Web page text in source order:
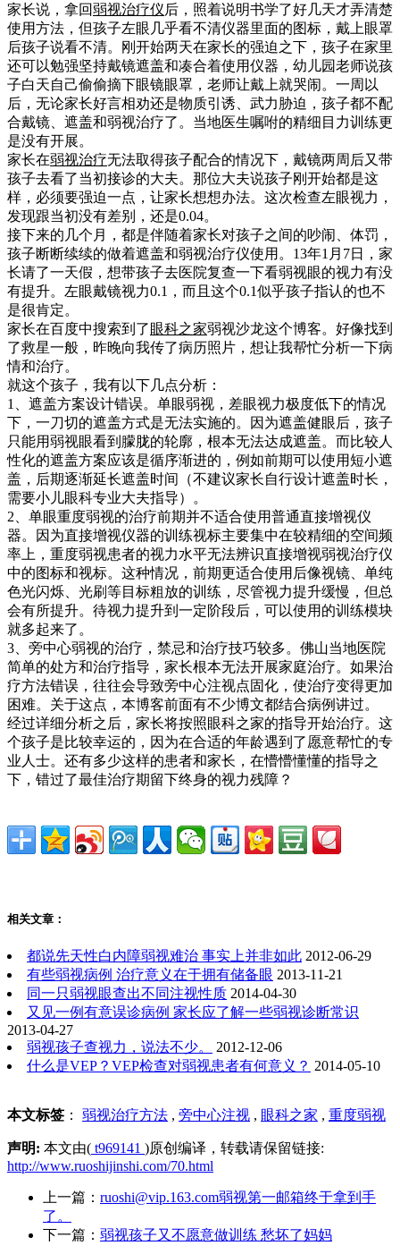
家长说，拿回弱视治疗仪后，照着说明书学了好几天才弄清楚
使用方法，但孩子左眼几乎看不清仪器里面的图标，戴上眼罩
后孩子说看不清。刚开始两天在家长的强迫之下，孩子在家里
还可以勉强坚持戴镜遮盖和凑合着使用仪器，幼儿园老师说孩
子白天自己偷偷摘下眼镜眼罩，老师让戴上就哭闹。一周以
后，无论家长好言相劝还是物质引诱、武力胁迫，孩子都不配
合戴镜、遮盖和弱视治疗了。当地医生嘱咐的精细目力训练更
是没有开展。
家长在弱视治疗无法取得孩子配合的情况下，戴镜两周后又带
孩子去看了当初接诊的大夫。那位大夫说孩子刚开始都是这
样，必须要强迫一点，让家长想想办法。这次检查左眼视力，
发现跟当初没有差别，还是0.04。
接下来的几个月，都是伴随着家长对孩子之间的吵闹、体罚，
孩子断断续续的做着遮盖和弱视治疗仪使用。13年1月7日，家
长请了一天假，想带孩子去医院复查一下看弱视眼的视力有没
有提升。左眼戴镜视力0.1，而且这个0.1似乎孩子指认的也不
是很肯定。
家长在百度中搜索到了 眼科之家弱视沙龙这个博客。好像找到
了救星一般，昨晚向我传了病历照片，想让我帮忙分析一下病
情和治疗。
就这个孩子，我有以下几点分析：
1、遮盖方案设计错误。单眼弱视，差眼视力极度低下的情况
下，一刀切的遮盖方式是无法实施的。因为遮盖健眼后，孩子
只能用弱视眼看到朦胧的轮廓，根本无法达成遮盖。而比较人
性化的遮盖方案应该是循序渐进的，例如前期可以使用短小遮
盖，后期逐渐延长遮盖时间（不建议家长自行设计遮盖时长，
需要小儿眼科专业大夫指导）。
2、单眼重度弱视的治疗前期并不适合使用普通直接增视仪
器。因为直接增视仪器的训练视标主要集中在较精细的空间频
率上，重度弱视患者的视力水平无法辨识直接增视弱视治疗仪
中的图标和视标。这种情况，前期更适合使用后像视镜、单纯
色光闪烁、光刷等目标粗放的训练，尽管视力提升缓慢，但总
会有所提升。待视力提升到一定阶段后，可以使用的训练模块
就多起来了。
3、旁中心弱视的治疗，禁忌和治疗技巧较多。佛山当地医院
简单的处方和治疗指导，家长根本无法开展家庭治疗。如果治
疗方法错误，往往会导致旁中心注视点固化，使治疗变得更加
困难。关于这点，本博客前面有不少博文都结合病例讲过。
经过详细分析之后，家长将按照眼科之家的指导开始治疗。这
个孩子是比较幸运的，因为在合适的年龄遇到了愿意帮忙的专
业人士。还有多少这样的患者和家长，在懵懵懂懂的指导之
下，错过了最佳治疗期留下终身的视力残障？
相关文章：
都说先天性白内障弱视难治 事实上并非如此 2012-06-29
有些弱视病例 治疗意义在于拥有储备眼 2013-11-21
同一只弱视眼查出不同注视性质 2014-04-30
又见一例有意误诊病例 家长应了解一些弱视诊断常识
2013-04-27
弱视孩子查视力，说法不少。
2012-12-06
什么是VEP？VEP检查对弱视患者有何意义？ 2014-05-10
本文标签 ： 弱视治疗方法 , 旁中心注视 , 眼科之家 , 重度弱视
声明: 本文由( t969141 )原创编译，转载请保留链接:
http://www.ruoshijinshi.com/70.html
上一篇： ruoshi@vip.163.com弱视第一邮箱终于拿到手
了。
下一篇： 弱视孩子又不愿意做训练 愁坏了妈妈